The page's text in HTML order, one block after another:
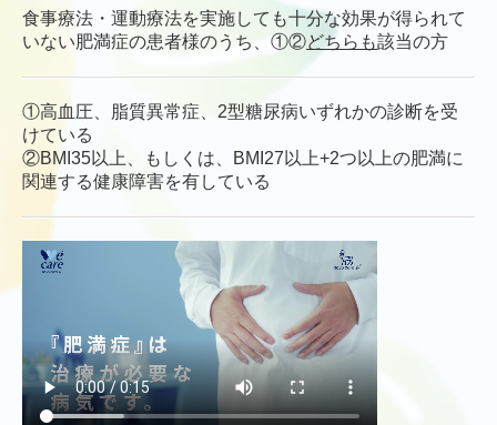
食事療法・運動療法を実施しても十分な効果が得られて
いない肥満症の患者様のうち、①②どちらも該当の方
①高血圧、脂質異常症、2型糖尿病いずれかの診断を受
けている
②BMI35以上、もしくは、BMI27 以上+2つ以上の肥満に
関連する健康障害を有している